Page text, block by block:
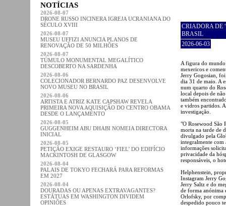
NOTÍCIAS
2026-08-07
DRONE RUSSO INCINERA IGREJA UCRANIANA DO
SÉCULO XVIII
2026-08-07
MUSEU UFFIZI ANUNCIA PLANOS DE
RENOVAÇÃO DE 50 MILHÕES
2026-08-07
TÚMULO MONUMENTAL MEGALÍTICO
DESCOBERTO NA SARDENHA
2026-08-06
COLECIONADOR BERNARDO PAZ DESENVOLVE
NOVO MUSEU NO BRASIL
2026-08-06
ARTISTA E ATRIZ KATE CAPSHAW REVELA
PRIMEIRA NOVA AQUISIÇÃO DO CENTRO OBAMA
DESDE O LANÇAMENTO
2026-08-05
GUGGENHEIM ABU DHABI NOMEIA DIRECTORA
INICIAL
2026-08-05
PETIÇÃO EXIGE RESTAURO ‘FIEL’ DO EDIFÍCIO
MACKINTOSH DE GLASGOW
2026-08-04
PALAIS DE TOKYO FECHARÁ PARA REFORMAS
EM 2027
2026-08-04
DOURADAS OU APENAS EXTRAVAGANTES?
ESTÁTUAS EM WASHINGTON DIVIDEM
OPINIÕES
CRIADORA DE
BRASIL
2026-06-03
A figura do
mexericos e
Jerry Gogosian,
dia 31 de maio. A
num quarto do
local depois de
também
e vidros partidos.
investigação.
"O Rosewood São
morta na tarde de
divulgado pela
integralmente com
informações
privacidade da
responsáveis, o
Helphenstein,
Instagram Jerry
Jerry Saltz e do
de forma anónima
Orlofsky, por
despedido pouco